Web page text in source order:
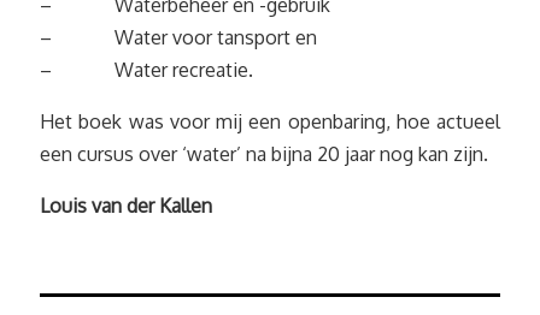
– Water voor tansport en
– Water recreatie.
Het boek was voor mij een openbaring, hoe actueel
een cursus over ‘water’ na bijna 20 jaar nog kan zijn.
Louis van der Kallen